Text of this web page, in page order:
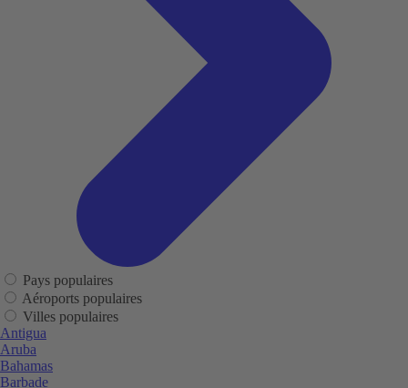
Pays populaires
Aéroports populaires
Villes populaires
Antigua
Aruba
Bahamas
Barbade